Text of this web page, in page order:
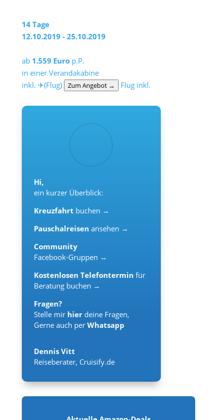
14 Tage
12.10.2019 - 25.10.2019
ab 1.559 Europ.P.
in einer Verandakabine
inkl. ✈(Flug)
Zum Angebot → Flug inkl.
Hi,
ein kurzer Überblick:
Kreuzfahrt buchen →
Pauschalreisen ansehen →
Community
Facebook-Gruppen →
Kostenlosen Telefontermin für
Beratung buchen →
Fragen?
Stelle mir hier deine Fragen,
Gerne auch per Whatsapp
Dennis Vitt
Reiseberater, Cruisify.de